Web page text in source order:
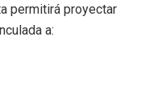
permitirá proyectar
a: